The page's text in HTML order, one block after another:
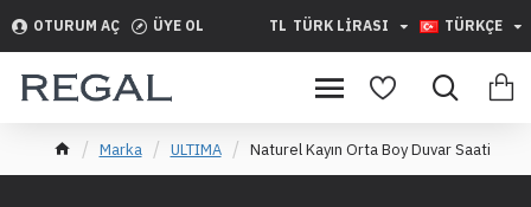
OTURUM AÇ ÜYE OL TL TÜRK LIRASI TÜRKÇE
Marka ULTIMA Naturel Kayın Orta Boy Duvar Saati